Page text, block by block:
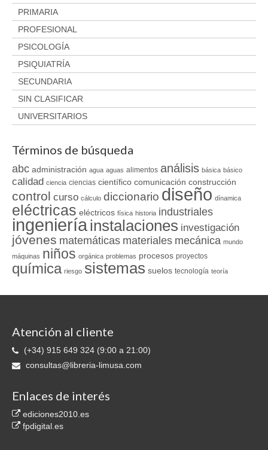
PRIMARIA
PROFESIONAL
PSICOLOGÍA
PSIQUIATRÍA
SECUNDARIA
SIN CLASIFICAR
UNIVERSITARIOS
Términos de búsqueda
abc administración agua aguas alimentos análisis básica básico
calidad ciencia ciencias científico comunicación construcción
control curso cálculo diccionario diseño dínamica
eléctricas eléctricos física historia industriales
ingeniería instalaciones investigación
jóvenes matemáticas materiales mecánica mundo
máquinas niños orgánica problemas procesos proyectos
química riesgo sistemas suelos tecnología teoría
Atención al cliente
(+34) 915 649 324 (9:00 a 21:00)
consultas@libreria-limusa.com
Enlaces de interés
ediciones2010.es
fpdigital.es